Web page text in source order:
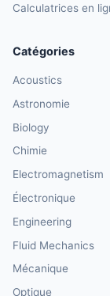
Calculatrices en
Catégories
Acoustics
Astronomie
Biology
Chimie
Electromagnetism
Électronique
Engineering
Fluid Mechanics
Mécanique
Optique